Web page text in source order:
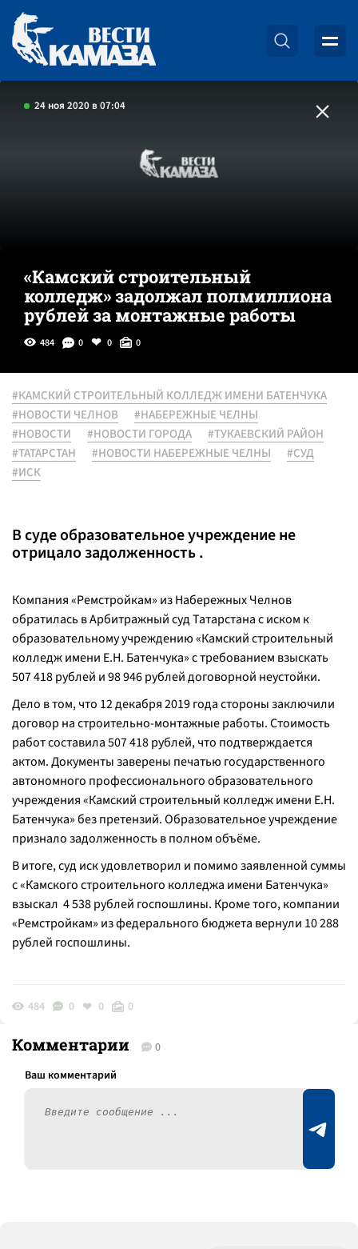
24 ноя 2020 в 07:04
«Камский строительный
колледж» задолжал полмиллиона
рублей за монтажные работы
484 0 0 0
#КАМСКИЙ СТРОИТЕЛЬНЫЙ КОЛЛЕДЖ ИМЕНИ БАТЕНЧУКА
#НОВОСТИ ЧЕЛНОВ
#НАБЕРЕЖНЫЕ ЧЕЛНЫ
#НОВОСТИ
#НОВОСТИ ГОРОДА
#ТУКАЕВСКИЙ РАЙОН
#ТАТАРСТАН
#НОВОСТИ НАБЕРЕЖНЫЕ ЧЕЛНЫ
#СУД
#ИСК
В суде образовательное учреждение не
отрицало задолженность .
Компания «Ремстройкам» из Набережных Челнов
обратилась в Арбитражный суд Татарстана с иском к
образовательному учреждению «Камский строительный
колледж имени Е.Н. Батенчука» с требованием взыскать
507 418 рублей и 98 946 рублей договорной неустойки.
Дело в том, что 12 декабря 2019 года стороны заключили
договор на строительно-монтажные работы. Стоимость
работ составила 507 418 рублей, что подтверждается
актом. Документы заверены печатью государственного
автономного профессионального образовательного
учреждения «Камский строительный колледж имени Е.Н.
Батенчука» без претензий. Образовательное учреждение
признало задолженность в полном объёме.
В итоге, суд иск удовлетворил и помимо заявленной суммы
с «Камского строительного колледжа имени Батенчука»
взыскал 4 538 рублей госпошлины. Кроме того, компании
«Ремстройкам» из федерального бюджета вернули 10 288
рублей госпошлины.
484 0 0 0
Комментарии 0